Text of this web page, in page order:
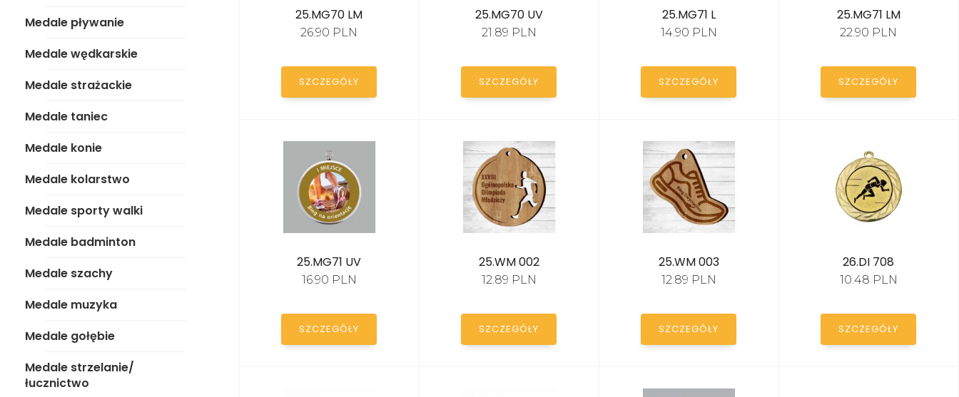
łucznictwo
Medale unihokej
Medale zimowe
Medale szkoła
Medale pływanie
Medale wędkarskie
Medale strażackie
Medale taniec
Medale konie
Medale kolarstwo
Medale sporty walki
Medale badminton
Medale szachy
Medale muzyka
Medale gołębie
Medale strzelanie/
łucznictwo
25.MG70 LM
26.90 PLN
SZCZEGÓŁY
25.MG70 UV
21.89 PLN
SZCZEGÓŁY
25.MG71 L
14.90 PLN
SZCZEGÓŁY
25.MG71 LM
22.90 PLN
SZCZEGÓŁY
25.MG71 UV
16.90 PLN
SZCZEGÓŁY
25.WM 002
12.89 PLN
SZCZEGÓŁY
25.WM 003
12.89 PLN
SZCZEGÓŁY
26.DI 708
10.48 PLN
SZCZEGÓŁY